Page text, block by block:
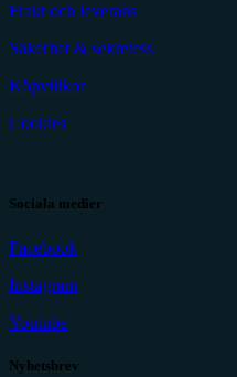
Frakt och leverans
Säkerhet & sekretess
Köpvillkor
Cookies
Sociala medier
Facebook
Instagram
Youtube
Nyhetsbrev